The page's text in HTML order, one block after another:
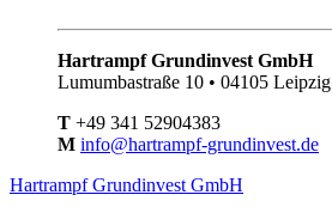
Hartrampf Grundinvest GmbH
Lumumbastraße 10 • 04105 Leipzig
T +49 341 52904383
M info@hartrampf-grundinvest.de
Hartrampf Grundinvest GmbH